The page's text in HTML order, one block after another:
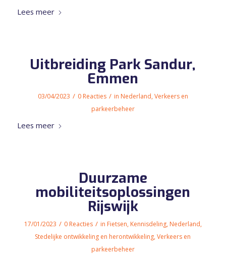
Lees meer
Uitbreiding Park Sandur,
Emmen
03/04/2023 / 0 Reacties / in Nederland,Verkeers en
parkeerbeheer
Lees meer
Duurzame
mobiliteitsoplossingen
Rijswijk
17/01/2023 / 0 Reacties / in Fietsen, Kennisdeling, Nederland,
Stedelijke ontwikkeling en herontwikkeling,Verkeers en
parkeerbeheer